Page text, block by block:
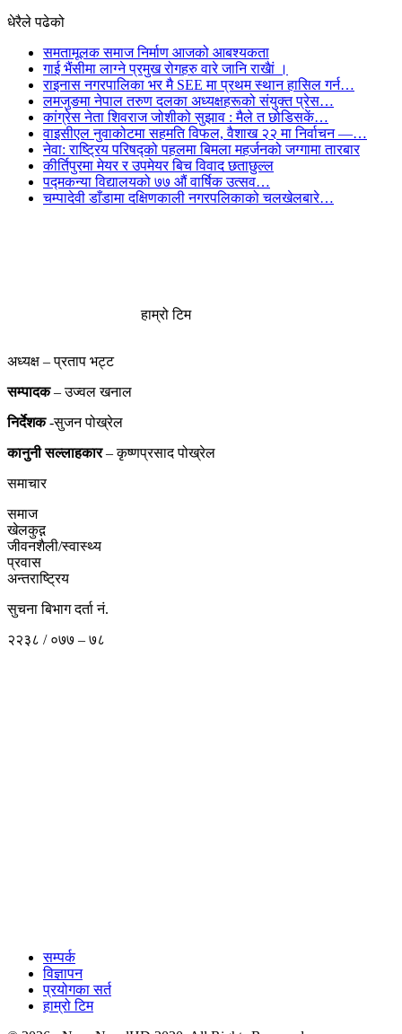
धेरैले पढेको
समतामूलक समाज निर्माण आजको आबश्यकता
गाई भैंसीमा लाग्ने प्रमुख रोगहरु वारे जानि राखैां ।
राइनास नगरपालिका भर मै SEE मा प्रथम स्थान हासिल गर्न…
लमजुङमा नेपाल तरुण दलका अध्यक्षहरूको संयुक्त प्रेस…
कांग्रेस नेता शिवराज जोशीको सुझाव : मैले त छोडिसकें…
वाइसीएल नुवाकोटमा सहमति विफल, वैशाख २२ मा निर्वाचन —…
नेवा: राष्ट्रिय परिषद्को पहलमा बिमला महर्जनको जग्गामा तारबार
कीर्तिपुरमा मेयर र उपमेयर बिच विवाद छताछुल्ल
पद्मकन्या विद्यालयको ७७ औं ‌‌वार्षिक ‌उत्सव…
चम्पादेवी डाँडामा दक्षिणकाली नगरपलिकाको चलखेलबारे…
हाम्रो टिम
अध्यक्ष – प्रताप भट्ट
सम्पादक– उज्वल खनाल
निर्देशक-सुजन पोख्रेल
कानुनी सल्लाहकार– कृष्णप्रसाद पोख्रेल
समाचार
समाज
खेलकुद़़
जीवनशैली/स्वास्थ्य
प्रवास
अन्तराष्ट्रिय
सुचना बिभाग दर्ता नं.
२२३८ / ०७७ – ७८
सम्पर्क
विज्ञापन
प्रयोगका सर्त
हाम्रो टिम